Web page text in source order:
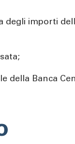
degli importi
della Banca